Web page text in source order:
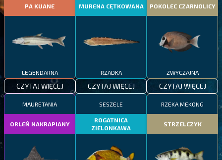
PA KUANE
LEGENDARNA
CZYTAJ WIĘCEJ
MURENA CĘTKOWANA
RZADKA
CZYTAJ WIĘCEJ
POKOLEC CZARNOLICY
ZWYCZAJNA
CZYTAJ WIĘCEJ
MAURETANIA
ORLEŃ NAKRAPIANY
SESZELE
ROGATNICA
ZIELONKAWA
RZEKA MEKONG
STRZELCZYK